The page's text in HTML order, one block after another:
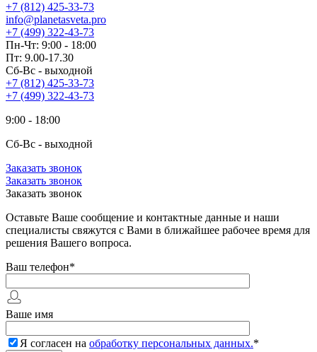
+7 (812) 425-33-73
info@planetasveta.pro
+7 (499) 322-43-73
Пн-Чт: 9:00 - 18:00
Пт: 9.00-17.30
Сб-Вс - выходной
+7 (812) 425-33-73
+7 (499) 322-43-73
9:00 - 18:00
Сб-Вс - выходной
Заказать звонок
Заказать звонок
Заказать звонок
Оставьте Ваше сообщение и контактные данные и наши
специалисты свяжутся с Вами в ближайшее рабочее время для
решения Вашего вопроса.
Ваш телефон*
Ваше имя
Я согласен на обработку персональных данных.*